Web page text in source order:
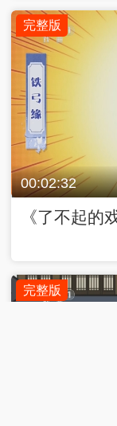
完整版
00:02:32
《了不起的
完整版